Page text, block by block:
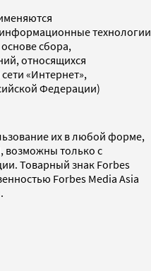
технологии
сбора,
относящихся
«Интернет»,
Федерации)
их в любой форме,
возможны только с
Товарный знак Forbes
Forbes Media Asia